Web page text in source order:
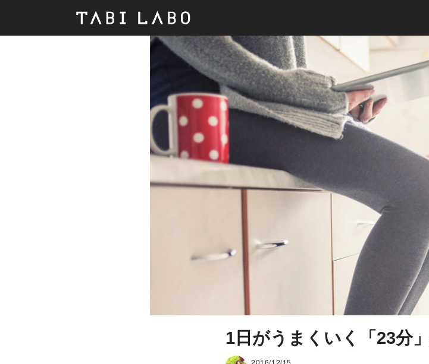
1日がうまくいく「23分